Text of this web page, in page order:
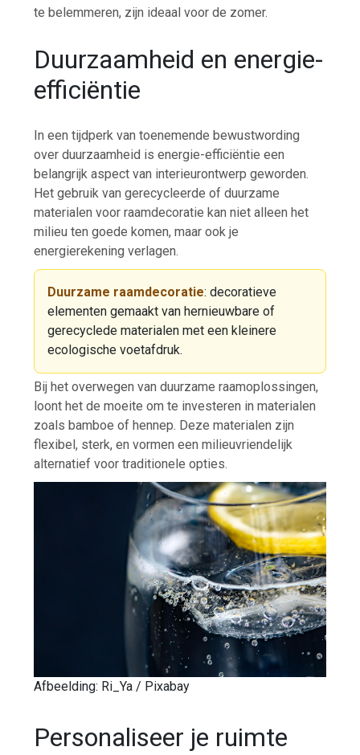
te belemmeren, zijn ideaal voor de zomer.
Duurzaamheid en energie-
efficiëntie
In een tijdperk van toenemende bewustwording
over duurzaamheid is energie-efficiëntie een
belangrijk aspect van interieurontwerp geworden.
Het gebruik van gerecycleerde of duurzame
materialen voor raamdecoratie kan niet alleen het
milieu ten goede komen, maar ook je
energierekening verlagen.
Duurzame raamdecoratie: decoratieve
elementen gemaakt van hernieuwbare of
gerecyclede materialen met een kleinere
ecologische voetafdruk.
Bij het overwegen van duurzame raamoplossingen,
loont het de moeite om te investeren in materialen
zoals bamboe of hennep. Deze materialen zijn
flexibel, sterk, en vormen een milieuvriendelijk
alternatief voor traditionele opties.
Afbeelding: Ri_Ya / Pixabay
Personaliseer je ruimte